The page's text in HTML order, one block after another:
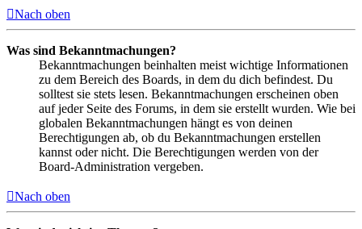
Nach oben
Was sind Bekanntmachungen?
Bekanntmachungen beinhalten meist wichtige Informationen
zu dem Bereich des Boards, in dem du dich befindest. Du
solltest sie stets lesen. Bekanntmachungen erscheinen oben
auf jeder Seite des Forums, in dem sie erstellt wurden. Wie bei
globalen Bekanntmachungen hängt es von deinen
Berechtigungen ab, ob du Bekanntmachungen erstellen
kannst oder nicht. Die Berechtigungen werden von der
Board-Administration vergeben.
Nach oben